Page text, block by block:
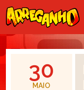
30
MAIO